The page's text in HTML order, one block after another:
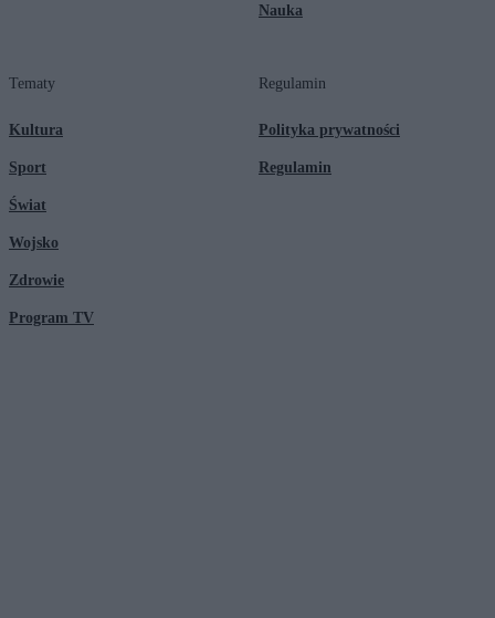
Nauka
Tematy
Kultura
Sport
Świat
Wojsko
Zdrowie
Program TV
Regulamin
Polityka prywatności
Regulamin